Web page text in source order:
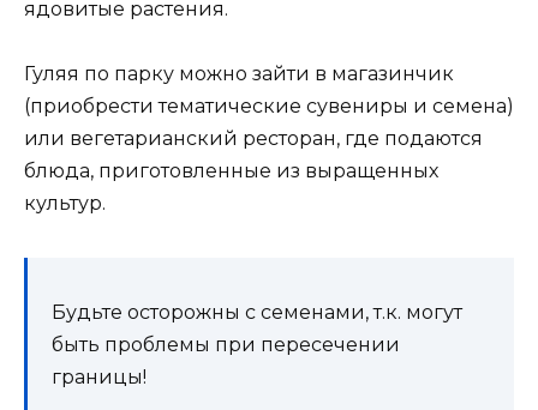
ядовитые растения.
Гуляя по парку можно зайти в магазинчик
(приобрести тематические сувениры и семена)
или вегетарианский ресторан, где подаются
блюда, приготовленные из выращенных
культур.
Будьте осторожны с семенами, т.к. могут
быть проблемы при пересечении
границы!